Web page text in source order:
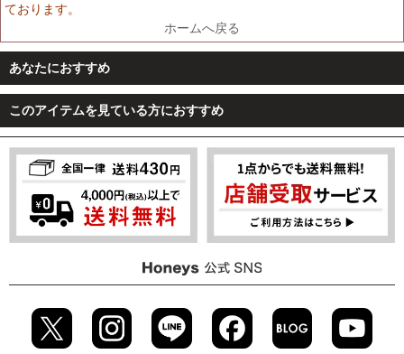
ております。
ホームへ戻る
あなたにおすすめ
このアイテムを見ている方におすすめ